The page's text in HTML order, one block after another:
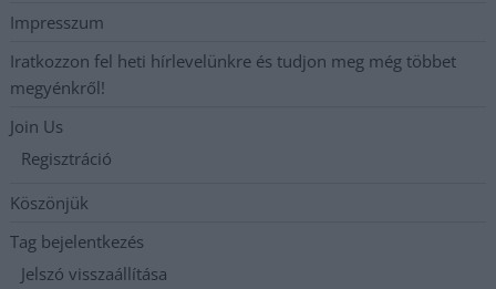
Impresszum
Iratkozzon fel heti hírlevelünkre és tudjon meg még többet
megyénkről!
Join Us
Regisztráció
Köszönjük
Tag bejelentkezés
Jelszó visszaállítása